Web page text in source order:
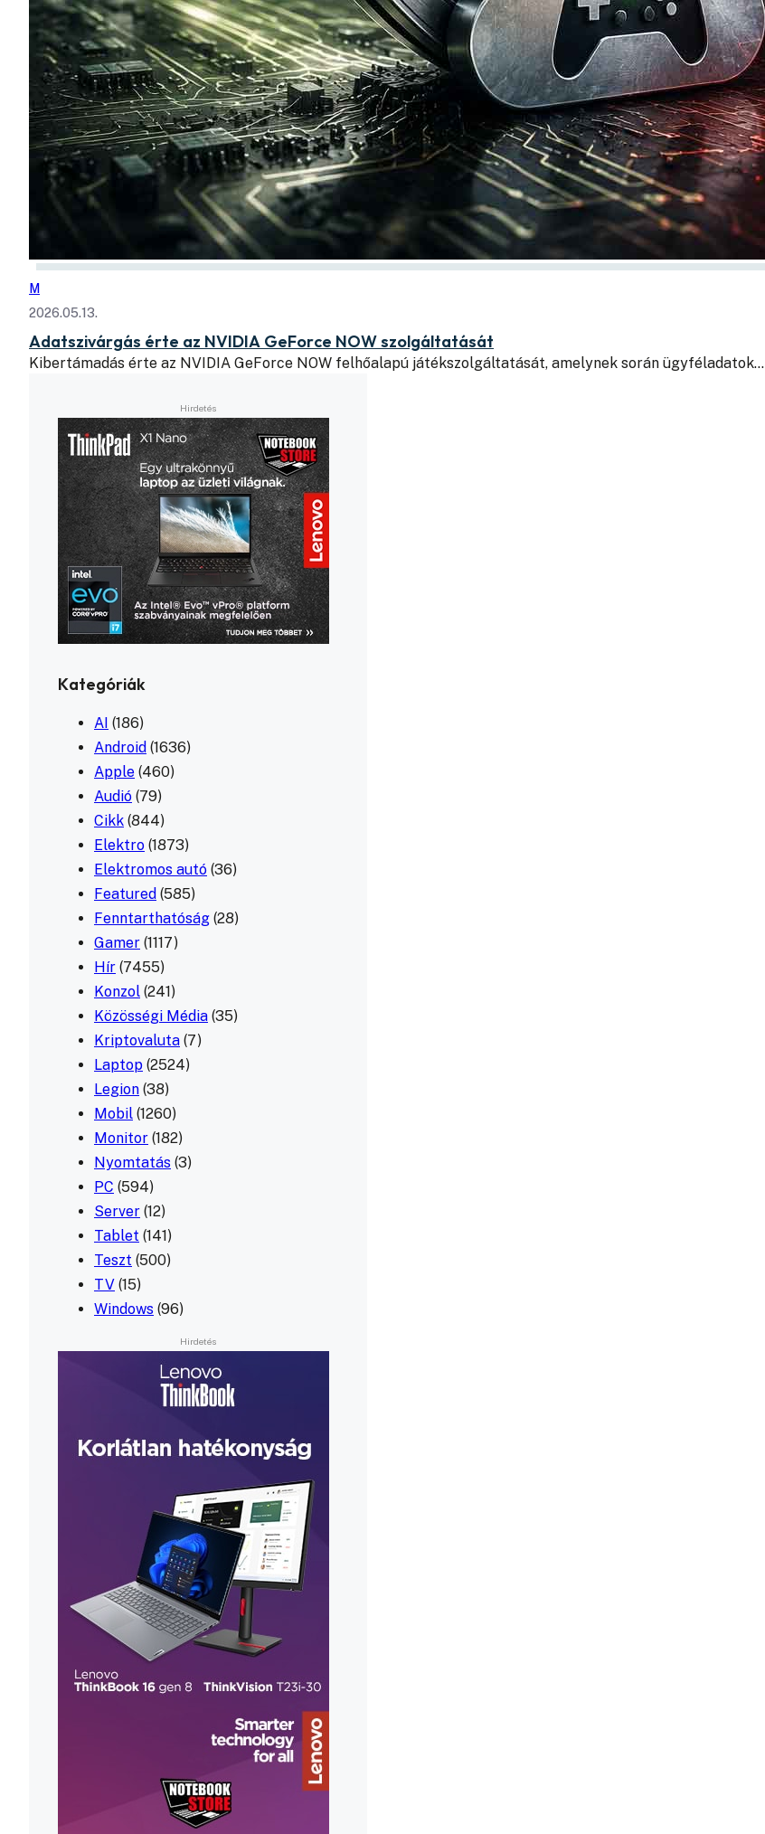
M
2026.05.13.
Adatszivárgás érte az NVIDIA GeForce NOW szolgáltatását
Kibertámadás érte az NVIDIA GeForce NOW felhőalapú játékszolgáltatását, amelynek során ügyféladatok…
Kategóriák
AI (186)
Android (1636)
Apple (460)
Audió (79)
Cikk (844)
Elektro (1873)
Elektromos autó (36)
Featured (585)
Fenntarthatóság (28)
Gamer (1117)
Hír (7455)
Konzol (241)
Közösségi Média (35)
Kriptovaluta (7)
Laptop (2524)
Legion (38)
Mobil (1260)
Monitor (182)
Nyomtatás (3)
PC (594)
Server (12)
Tablet (141)
Teszt (500)
TV (15)
Windows (96)